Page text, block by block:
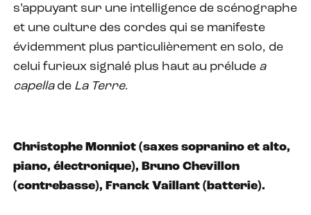
s’appuyant sur une intelligence de scénographe
et une culture des cordes qui se manifeste
évidemment plus particulièrement en solo, de
celui furieux signalé plus haut au prélude a
capellade La Terre.
Christophe Monniot (saxes sopranino et alto,
piano, électronique), Bruno Chevillon
(contrebasse), Franck Vaillant (batterie).